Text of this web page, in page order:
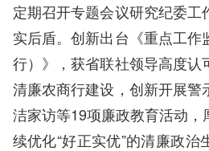
定期召开专题会议研究纪委工
实后盾。创新出台《重点工
行）》，获省联社领导高度认
清廉农商行建设，创新开展警
洁家访等19项廉政教育活动
续优化“好正实优”的清廉政